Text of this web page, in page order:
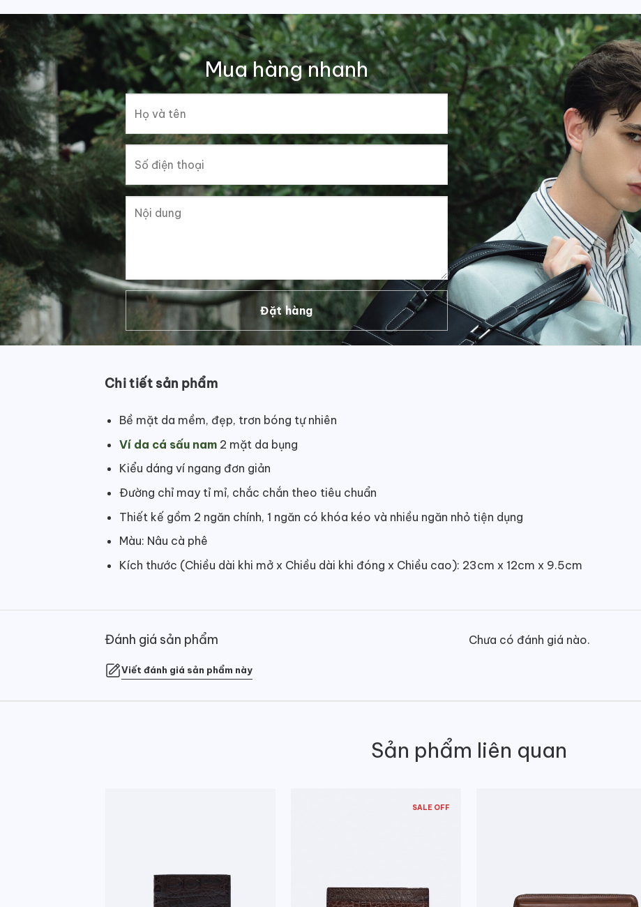
Mua hàng nhanh
Chi tiết sản phẩm
Bề mặt da mềm, đẹp, trơn bóng tự nhiên
Ví da cá sấu nam2 mặt da bụng
Kiểu dáng ví ngang đơn giản
Đường chỉ may tỉ mỉ, chắc chắn theo tiêu chuẩn
Thiết kế gồm 2 ngăn chính, 1 ngăn có khóa kéo và nhiều ngăn nhỏ tiện dụng
Màu: Nâu cà phê
Kích thước (Chiều dài khi mở x Chiều dài khi đóng x Chiều cao): 23cm x 12cm x 9.5cm
Đánh giá sản phẩm
Viết đánh giá sản phẩm này
Chưa có đánh giá nào.
Sản phẩm liên quan
SALE OFF